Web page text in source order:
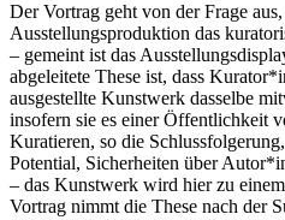
Der Vortrag geht von der Frage
Ausstellungsproduktion das
– gemeint ist das
abgeleitete These ist, dass
ausgestellte Kunstwerk dasselbe
insofern sie es einer Öffentlichkeit
Kuratieren, so die
Potential, Sicherheiten über
– das Kunstwerk wird hier zu
Vortrag nimmt die These nach der